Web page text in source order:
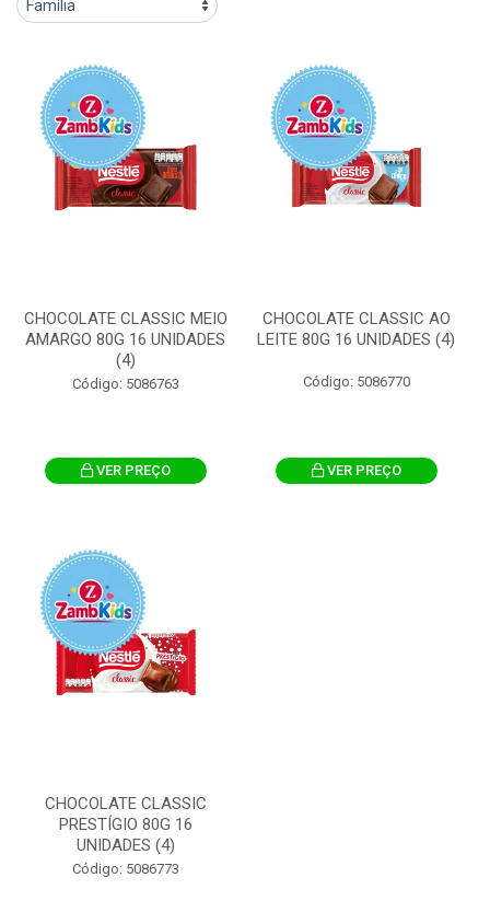
CHOCOLATE CLASSIC MEIO
AMARGO 80G 16 UNIDADES
(4)
Código: 5086763
VER PREÇO
CHOCOLATE CLASSIC AO
LEITE 80G 16 UNIDADES (4)
Código: 5086770
VER PREÇO
CHOCOLATE CLASSIC
PRESTÍGIO 80G 16
UNIDADES (4)
Código: 5086773